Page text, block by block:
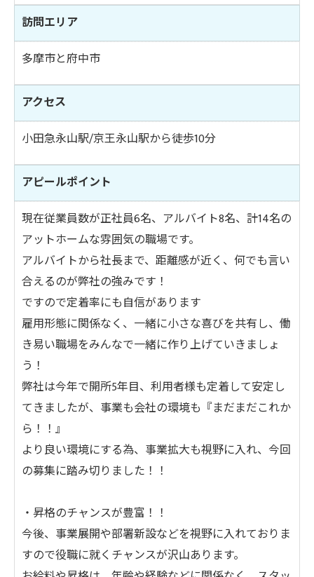
訪問エリア
多摩市と府中市
アクセス
小田急永山駅/京王永山駅から徒歩10分
アピールポイント
現在従業員数が正社員6名、アルバイト8名、計14名の
アットホームな雰囲気の職場です。
アルバイトから社長まで、距離感が近く、何でも言い
合えるのが弊社の強みです！
ですので定着率にも自信があります
雇用形態に関係なく、一緒に小さな喜びを共有し、働
き易い職場をみんなで一緒に作り上げていきましょ
う！
弊社は今年で開所5年目、利用者様も定着して安定し
てきましたが、事業も会社の環境も『まだまだこれか
ら！！』
より良い環境にする為、事業拡大も視野に入れ、今回
の募集に踏み切りました！！
・昇格のチャンスが豊富！！
今後、事業展開や部署新設などを視野に入れておりま
すので役職に就くチャンスが沢山あります。